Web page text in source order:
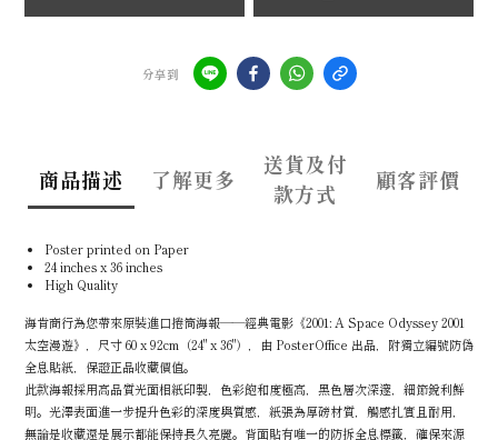
分享到
商品描述 了解更多
送貨及付
款方式
顧客評價
Poster printed on Paper
24 inches x 36 inches
High Quality
海肯商行為您帶來原裝進口捲筒海報——經典電影《2001: A Space Odyssey 2001
太空漫遊》，尺寸 60 x 92cm（24" x 36"），由 PosterOffice 出品，附獨立編號防偽
全息貼紙，保證正品收藏價值。
此款海報採用高品質光面相紙印製，色彩飽和度極高，黑色層次深邃，細節銳利鮮
明。光澤表面進一步提升色彩的深度與質感，紙張為厚磅材質，觸感扎實且耐用，
無論是收藏還是展示都能保持長久亮麗。背面貼有唯一的防拆全息標籤，確保來源